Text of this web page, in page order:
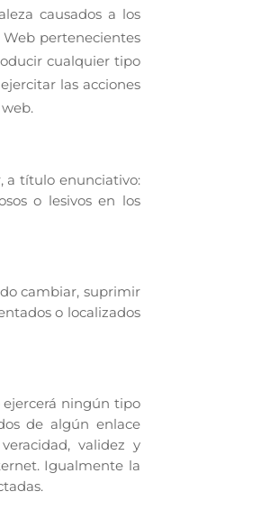
causados a los
pertenecientes
cualquier tipo
las acciones
a título enunciativo:
o lesivos en los
cambiar, suprimir
o localizados
ejercerá ningún tipo
de algún enlace
validez y
Igualmente la